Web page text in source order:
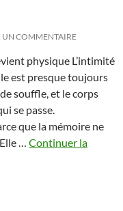
UN COMMENTAIRE
physique L’intimité
est presque toujours
souffle, et le corps
se passe.
que la mémoire ne
… Continuer la